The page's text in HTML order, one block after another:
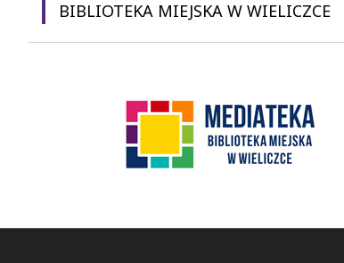
BIBLIOTEKA MIEJSKA W WIELICZCE